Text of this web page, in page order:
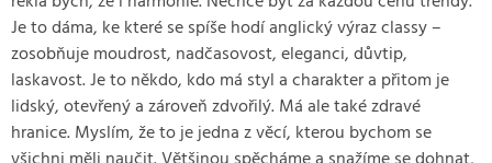
Je to dáma, ke které se spíše hodí anglický výraz classy –
zosobňuje moudrost, nadčasovost, eleganci, důvtip,
laskavost. Je to někdo, kdo má styl a charakter a přitom je
lidský, otevřený a zároveň zdvořilý. Má ale také zdravé
hranice. Myslím, že to je jedna z věcí, kterou bychom se